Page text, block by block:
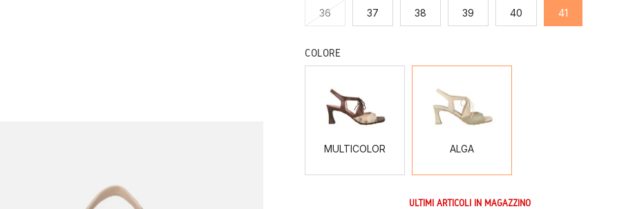
36 37 38 39 40 41
COLORE
MULTICOLOR ALGA
ULTIMI ARTICOLI IN MAGAZZINO